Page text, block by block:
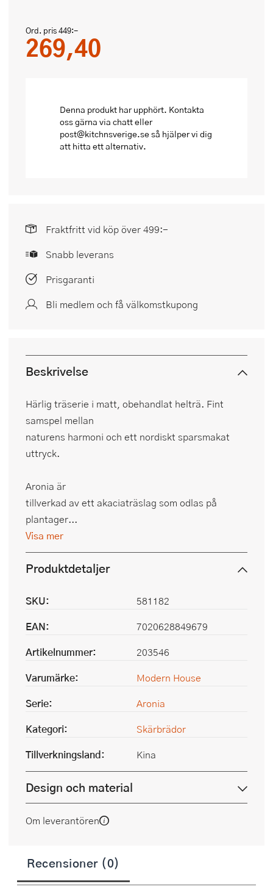
Ord. pris449:-
269,40
Denna produkt har upphört. Kontakta
oss gärna via chatt eller
post@kitchnsverige.se så hjälper vi dig
att hitta ett alternativ.
Fraktfritt vid köp över 499:-
Snabb leverans
Prisgaranti
Bli medlem och få välkomstkupong
Beskrivelse
Härlig träserie i matt, obehandlat helträ. Fint
samspel mellan
naturens harmoni och ett nordiskt sparsmakat
uttryck.
Aronia är
tillverkad av ett akaciaträslag som odlas på
plantager...
Visa mer
Produktdetaljer
SKU:
581182
EAN:
7020628849679
Artikelnummer:
203546
Varumärke:
Modern House
Serie:
Aronia
Kategori:
Skärbrädor
Tillverkningsland:
Kina
Design och material
Om leverantören
Recensioner (0)